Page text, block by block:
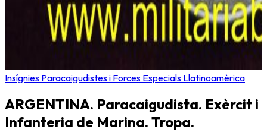
Insígnies Paracaigudistes i Forces Especials Llatinoamèrica
ARGENTINA. Paracaigudista. Exèrcit i
Infanteria de Marina. Tropa.